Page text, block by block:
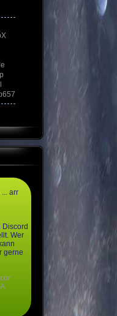
arr
Discord
Wer
gerne